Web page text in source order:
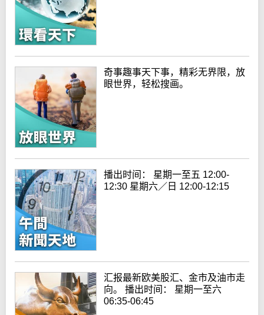
奇事趣事天下事，精彩无界限，放
眼世界，轻松搜画。
播出时间： 星期一至五 12:00-
12:30 星期六／日 12:00-12:15
汇报最新欧美股汇、金市及油市走
向。 播出时间： 星期一至六
06:35-06:45